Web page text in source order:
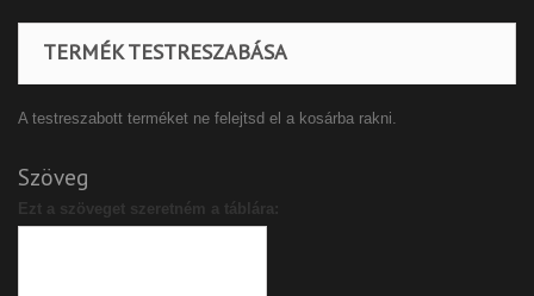
TERMÉK TESTRESZABÁSA
A testreszabott terméket ne felejtsd el a kosárba rakni.
Szöveg
Ezt a szöveget szeretném a táblára: